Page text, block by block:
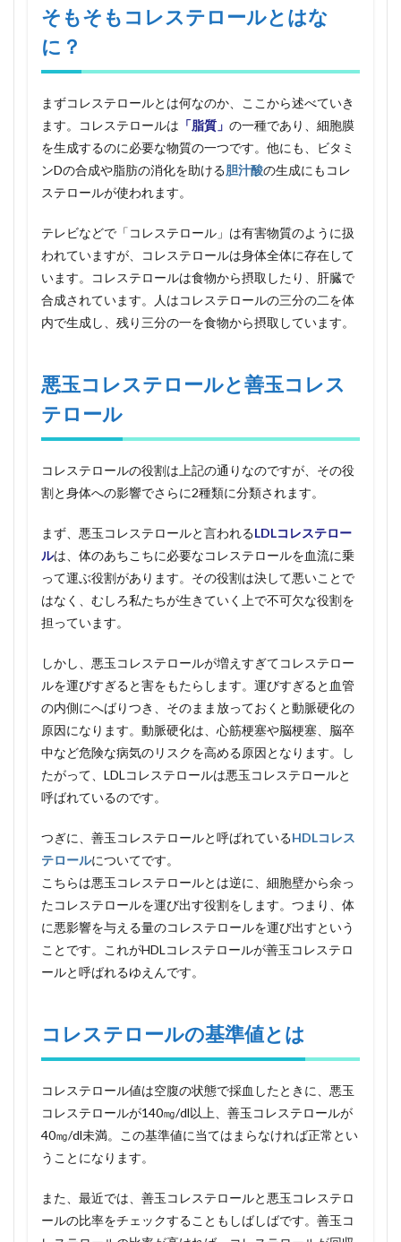
コレ
ステ
ロー
ルと
はな
悪玉
コレ
ステ
ルと
コレ
ステ
ロー
ル
3
コレ
ルの
基準
値と
は
コレ
ステ
ロー
を正
常に
に
は？
5
ギン
グで
コレ
ステ
ロー
を下
げる
5.1
てお
くと
険！
コレ
ステ
ロー
ル値
を下
っと
き５
事
そもそもコレステロールとはな
に？
まずコレステロールとは何なのか、ここから述べていき
ます。コレステロールは 「脂質」 の一種であり、細胞膜
を生成するのに必要な物質の一つです。他にも、ビタミ
ンDの合成や脂肪の消化を助ける胆汁酸の生成にもコレ
ステロールが使われます。
テレビなどで「コレステロール」は有害物質のように扱
われていますが、コレステロールは身体全体に存在して
います。コレステロールは食物から摂取したり、肝臓で
合成されています。人はコレステロールの三分の二を体
内で生成し、残り三分の一を食物から摂取しています。
悪玉コレステロールと善玉コレス
テロール
コレステロールの役割は上記の通りなのですが、その役
割と身体への影響でさらに2種類に分類されます。
まず、悪玉コレステロールと言われるLDLコレステロー
ルは、体のあちこちに必要なコレステロールを血流に乗
って運ぶ役割があります。その役割は決して悪いことで
はなく、むしろ私たちが生きていく上で不可欠な役割を
担っています。
しかし、悪玉コレステロールが増えすぎてコレステロー
ルを運びすぎると害をもたらします。運びすぎると血管
の内側にへばりつき、そのまま放っておくと動脈硬化の
原因になります。動脈硬化は、心筋梗塞や脳梗塞、脳卒
中など危険な病気のリスクを高める原因となります。し
たがって、LDLコレステロールは悪玉コレステロールと
呼ばれているのです。
つぎに、善玉コレステロールと呼ばれているHDLコレス
テロールについてです。
こちらは悪玉コレステロールとは逆に、細胞壁から余っ
たコレステロールを運び出す役割をします。つまり、体
に悪影響を与える量のコレステロールを運び出すという
ことです。これがHDLコレステロールが善玉コレステロ
ールと呼ばれるゆえんです。
コレステロールの基準値とは
コレステロール値は空腹の状態で採血したときに、悪玉
コレステロールが140㎎/dl以上、善玉コレステロールが
40㎎/dl未満。この基準値に当てはまらなければ正常とい
うことになります。
また、最近では、善玉コレステロールと悪玉コレステロ
ールの比率をチェックすることもしばしばです。善玉コ